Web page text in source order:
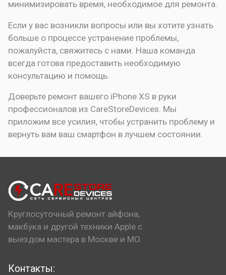
минимизировать время, необходимое для ремонта.
Если у вас возникли вопросы или вы хотите узнать
больше о процессе устранение проблемы,
пожалуйста, свяжитесь с нами. Наша команда
всегда готова предоставить необходимую
консультацию и помощь.
Доверьте ремонт вашего iPhone XS в руки
профессионалов из CareStoreDevices. Мы
приложим все усилия, чтобы устранить проблему и
вернуть вам ваш смартфон в лучшем состоянии.
Круглосуточный ремонт айфона,
макбука и другой техники Apple с
выездом мастера в Москве и МО.
Контакты: